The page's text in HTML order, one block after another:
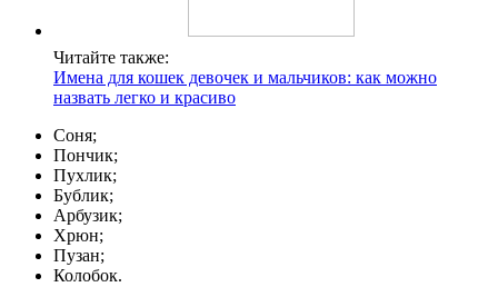
Читайте также:
Имена для кошек девочек и мальчиков: как можно
назвать легко и красиво
Соня;
Пончик;
Пухлик;
Бублик;
Арбузик;
Хрюн;
Пузан;
Колобок.